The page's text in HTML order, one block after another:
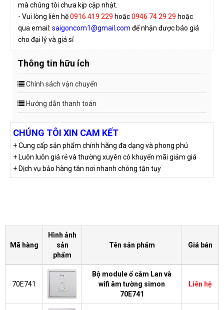
mà chúng tôi chưa kịp cập nhật.
- Vui lòng liên hệ0916 419 229 hoặc0946 74 29 29 hoặc
qua email: saigoncom1@gmail.com để nhận được báo giá
cho đại lý và giá sỉ
Thông tin hữu ích
Chính sách vận chuyển
Hướng dẫn thanh toán
CHÚNG TÔI XIN CAM KẾT
+ Cung cấp sản phẩm chính hãng đa dạng và phong phú
+ Luôn luôn giá rẻ và thường xuyên có khuyến mãi giảm giá
+ Dịch vụ bảo hàng tân nơi nhanh chóng tận tụy
Mã hàng
Hình ảnh
sản
phẩm
Tên sản phẩm Giá bán
70E741
Bộ module ổ cắm Lan và
wifi âm tường simon
70E741
Liên hệ